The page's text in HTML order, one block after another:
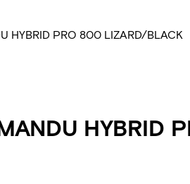
HYBRID PRO 800 LIZARD/BLACK
HYBRID